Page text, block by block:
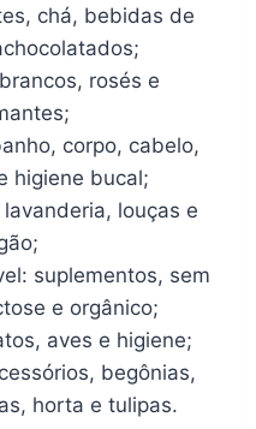
chá, bebidas de
rosés e
corpo, cabelo,
higiene bucal;
louças e
suplementos, sem
e orgânico;
aves e higiene;
begônias,
horta e tulipas.